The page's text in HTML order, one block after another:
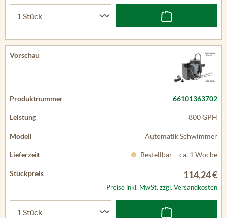
66101363702
800 GPH
Automatik Schwimmer
Bestellbar – ca. 1 Woche
114,24 €
Preise inkl. MwSt. zzgl. Versandkosten